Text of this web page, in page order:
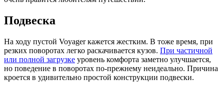
Подвеска
На ходу пустой Voyager кажется жестким. В тоже время, при
резких поворотах легко раскачивается кузов. При частичной
или полной загрузке уровень комфорта заметно улучшается,
но поведение в поворотах по-прежнему неидеально. Причина
кроется в удивительно простой конструкции подвески.